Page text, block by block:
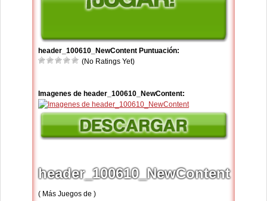
header_100610_NewContent Puntuación:
(No Ratings Yet)
Imagenes de header_100610_NewContent:
header_100610_NewContent
( Más Juegos de )